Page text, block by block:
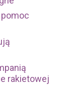
rakietowej